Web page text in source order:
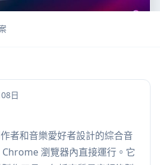
日
者和音樂愛好者設計的綜合音
瀏覽器內直接運行。它